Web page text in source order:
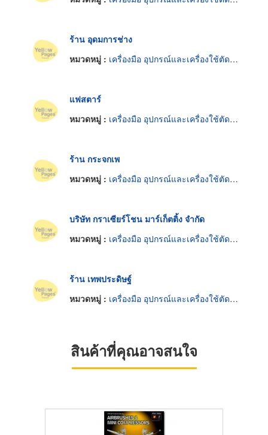
ร้าน อุดมการช่าง
หมวดหมู่ : เครื่องมือ อุปกรณ์และเครื่องใช้ตัดและตกแต่งกระจก
แฟสตาร์
หมวดหมู่ : เครื่องมือ อุปกรณ์และเครื่องใช้ตัดและตกแต่งกระจก
ร้าน กระจกเพ
หมวดหมู่ : เครื่องมือ อุปกรณ์และเครื่องใช้ตัดและตกแต่งกระจก
บริษัท กราเซียร์โชน มาร์เก็ตติ้ง จำกัด
หมวดหมู่ : เครื่องมือ อุปกรณ์และเครื่องใช้ตัดและตกแต่งกระจก
ร้าน เทพประดิษฐ์
หมวดหมู่ : เครื่องมือ อุปกรณ์และเครื่องใช้ตัดและตกแต่งกระจก
สินค้าที่คุณอาจสนใจ